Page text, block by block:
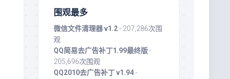
围观最多
微信文件清理器 v1.2- 207,286次围
观
QQ简易去广告补丁1.99最终版-
205,696次围观
QQ2010去广告补丁 v1.94-